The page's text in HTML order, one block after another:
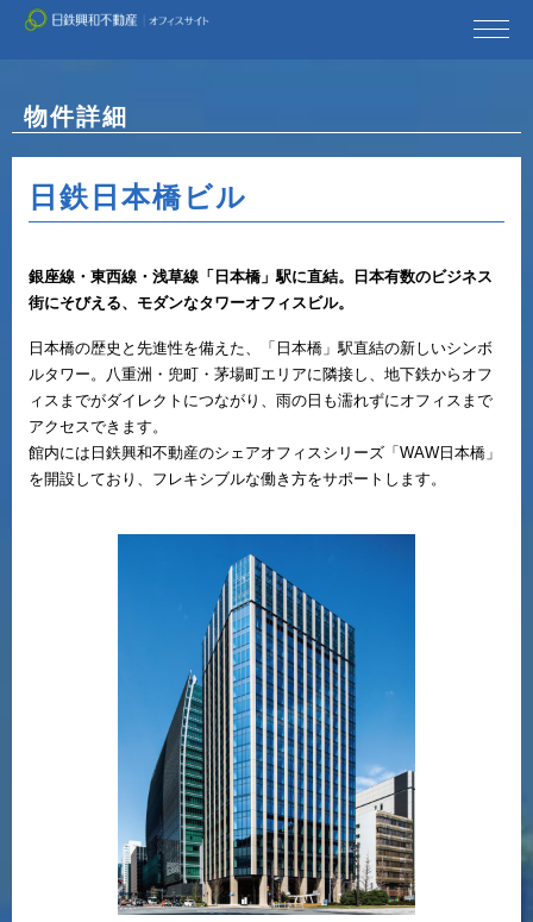
物件詳細
日鉄日本橋ビル
銀座線・東西線・浅草線「日本橋」駅に直結。日本有数のビジネス
街にそびえる、モダンなタワーオフィスビル。
日本橋の歴史と先進性を備えた、「日本橋」駅直結の新しいシンボ
ルタワー。八重洲・兜町・茅場町エリアに隣接し、地下鉄からオフ
ィスまでがダイレクトにつながり、雨の日も濡れずにオフィスまで
アクセスできます。
館内には日鉄興和不動産のシェアオフィスシリーズ「WAW日本橋」
を開設しており、フレキシブルな働き方をサポートします。
日鉄興和不動産TOP